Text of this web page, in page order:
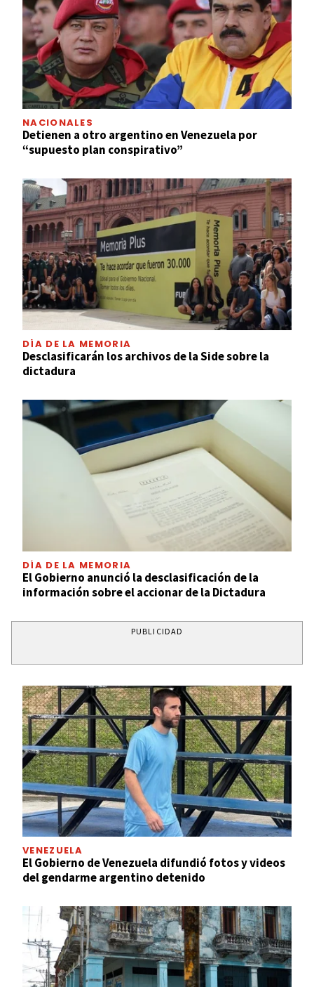
NACIONALES
Detienen a otro argentino en Venezuela por
“supuesto plan conspirativo”
DÍA DE LA MEMORIA
Desclasificarán los archivos de la Side sobre la
dictadura
DÍA DE LA MEMORIA
El Gobierno anunció la desclasificación de la
información sobre el accionar de la Dictadura
PUBLICIDAD
VENEZUELA
El Gobierno de Venezuela difundió fotos y videos
del gendarme argentino detenido